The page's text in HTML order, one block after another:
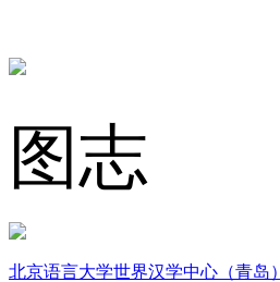
图志
北京语言大学世界汉学中心（青岛）